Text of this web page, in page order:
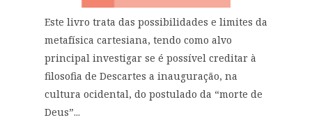
Este livro trata das possibilidades e limites da
metafísica cartesiana, tendo como alvo
principal investigar se é possível creditar à
filosofia de Descartes a inauguração, na
cultura ocidental, do postulado da “morte de
Deus”...